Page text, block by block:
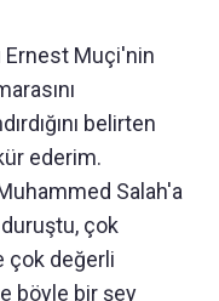
Muçi'nin
belirten
ederim.
Salah'a
çok
çok değerli
böyle bir şey